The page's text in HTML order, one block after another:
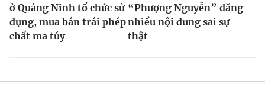
ở Quảng Ninh tổ chức sử
dụng, mua bán trái phép
chất ma túy
“Phượng Nguyễn” đăng
nhiều nội dung sai sự
thật